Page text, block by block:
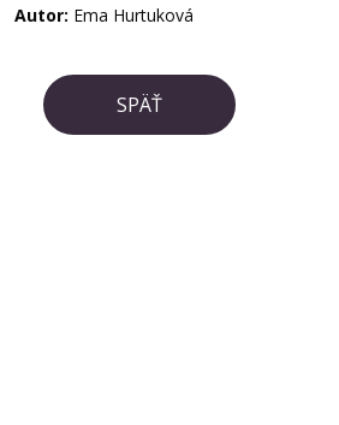
Autor: Ema Hurtuková
SPÄŤ